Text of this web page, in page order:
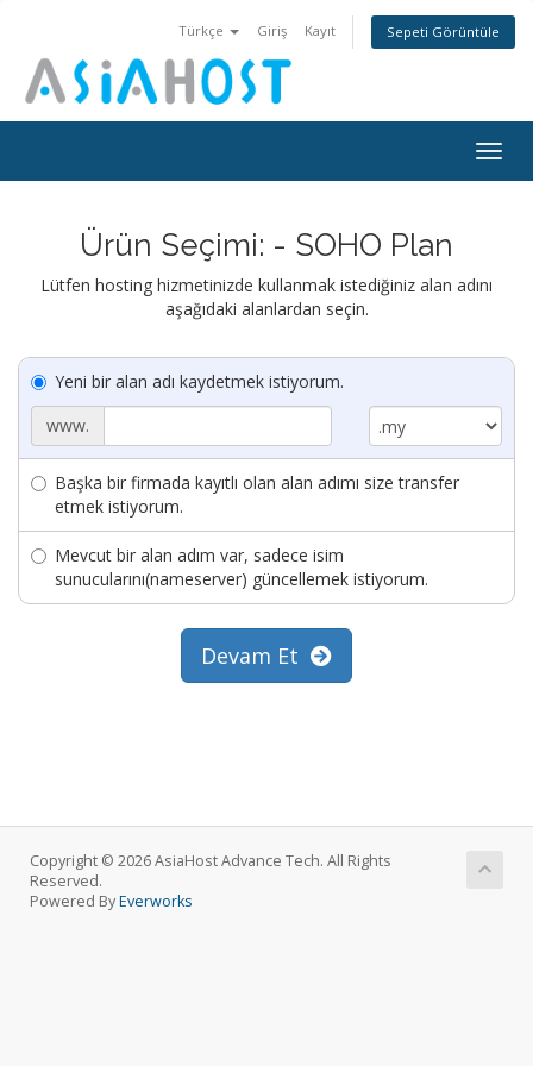
Türkçe Giriş Kayıt Sepeti Görüntüle
Ürün Seçimi: - SOHO Plan
Lütfen hosting hizmetinizde kullanmak istediğiniz alan adını
aşağıdaki alanlardan seçin.
Yeni bir alan adı kaydetmek istiyorum.
www.
Başka bir firmada kayıtlı olan alan adımı size transfer
etmek istiyorum.
Mevcut bir alan adım var, sadece isim
sunucularını(nameserver) güncellemek istiyorum.
Devam Et
Copyright © 2026 AsiaHost Advance Tech. All Rights
Reserved.
Powered ByEverworks